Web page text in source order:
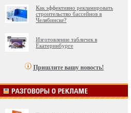
Как эффективно рекламировать
строительство бассейнов в
Челябинске?
Изготовление табличек в
Екатеринбурге
Пришлите вашу новость!